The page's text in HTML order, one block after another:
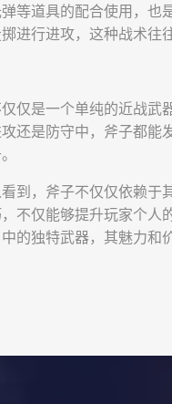
等道具的配合使用，
进行进攻，这种战术往
仅是一个单纯的近战
还是防守中，斧子都
到，斧子不仅仅依赖
不仅能够提升玩家个
的独特武器，其魅力和